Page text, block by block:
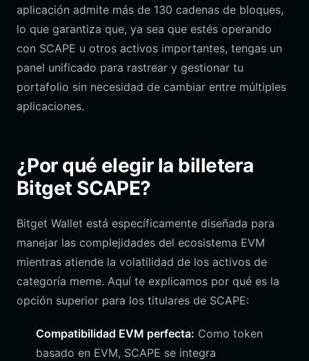
aplicación admite más de 130 cadenas de bloques,
lo que garantiza que, ya sea que estés operando
con SCAPE u otros activos importantes, tengas un
panel unificado para rastrear y gestionar tu
portafolio sin necesidad de cambiar entre múltiples
aplicaciones.
¿Por qué elegir la billetera
Bitget SCAPE?
Bitget Wallet está específicamente diseñada para
manejar las complejidades del ecosistema EVM
mientras atiende la volatilidad de los activos de
categoría meme. Aquí te explicamos por qué es la
opción superior para los titulares de SCAPE:
Compatibilidad EVM perfecta: Como token
basado en EVM, SCAPE se integra